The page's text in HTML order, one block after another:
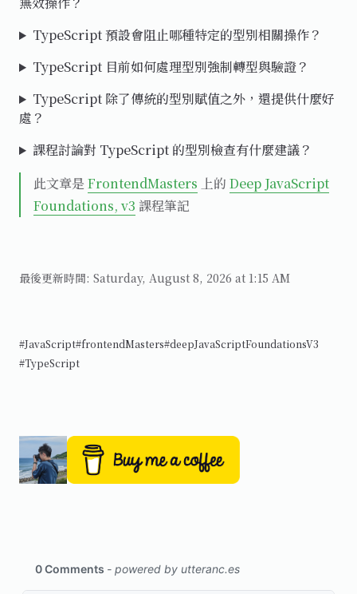
TypeScript 預設會阻止哪種特定的型別相關操作？
TypeScript 目前如何處理型別強制轉型與驗證？
TypeScript 除了傳統的型別賦值之外，還提供什麼好
處？
課程討論對 TypeScript 的型別檢查有什麼建議？
此文章是 FrontendMasters 上的 Deep JavaScript
Foundations, v3 課程筆記
最後更新時間: Saturday, August 8, 2026 at 1:15 AM
#JavaScript#frontendMasters#deepJavaScriptFoundationsV3
#TypeScript